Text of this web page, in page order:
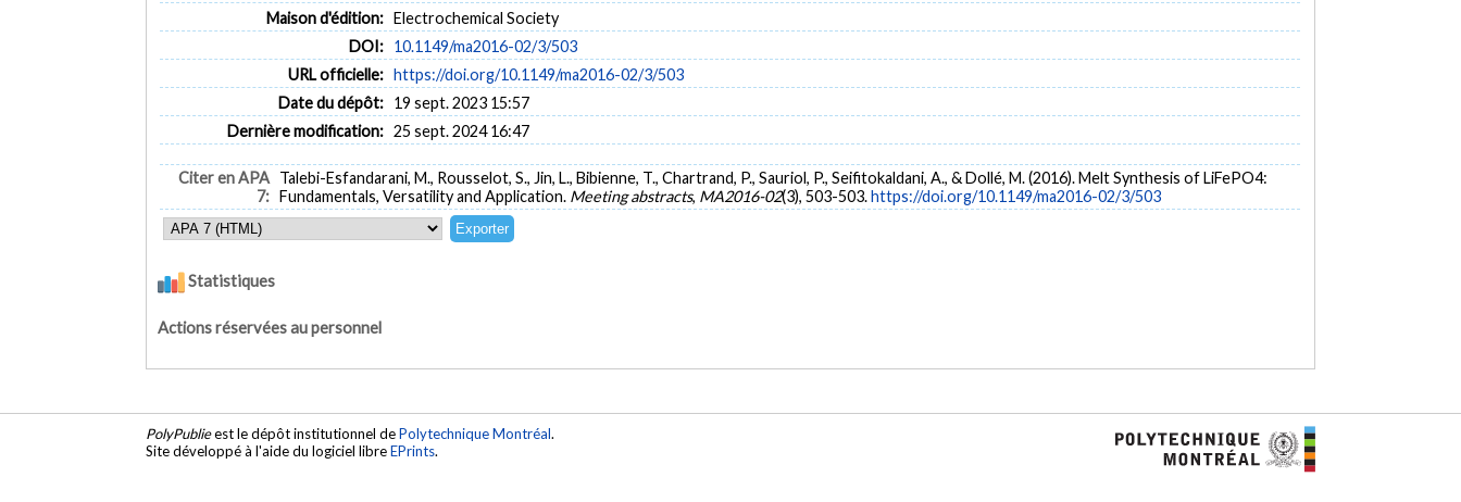
Maison d'édition: Electrochemical Society
DOI: 10.1149/ma2016-02/3/503
URL officielle: https://doi.org/10.1149/ma2016-02/3/503
Date du dépôt: 19 sept. 2023 15:57
Dernière modification: 25 sept. 2024 16:47
Citer en APA
7:
Talebi-Esfandarani, M., Rousselot, S., Jin, L., Bibienne, T., Chartrand, P., Sauriol, P., Seifitokaldani, A., & Dollé, M. (2016). Melt Synthesis of LiFePO4:
Fundamentals, Versatility and Application. Meeting abstracts, MA2016-02(3), 503-503.https://doi.org/10.1149/ma2016-02/3/503
Statistiques
Actions réservées au personnel
PolyPublieest le dépôt institutionnel dePolytechnique Montréal.
Site développé à l'aide du logiciel libreEPrints.